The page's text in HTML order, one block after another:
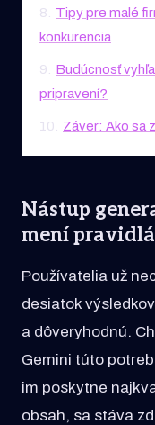
8
Tipy pre malé
konkurencia
9
Budúcnosť
pripravení?
10 Záver: Ako sa
Nástup
mení
Používatelia už
desiatok
a dôveryhodnú.
Gemini túto
im poskytne
obsah, sa stáva